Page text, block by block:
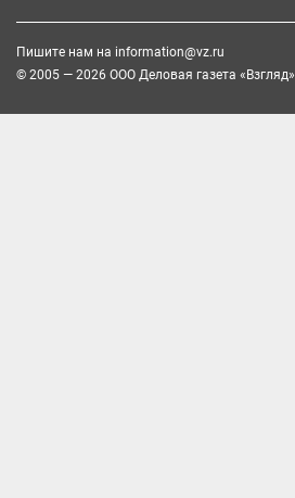
Пишите нам на information@vz.ru
© 2005 — 2026 ООО Деловая газета «Взгляд»